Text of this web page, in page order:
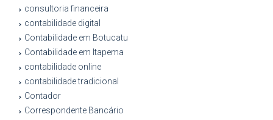
consultoria financeira
contabilidade digital
Contabilidade em Botucatu
Contabilidade em Itapema
contabilidade online
contabilidade tradicional
Contador
Correspondente Bancário